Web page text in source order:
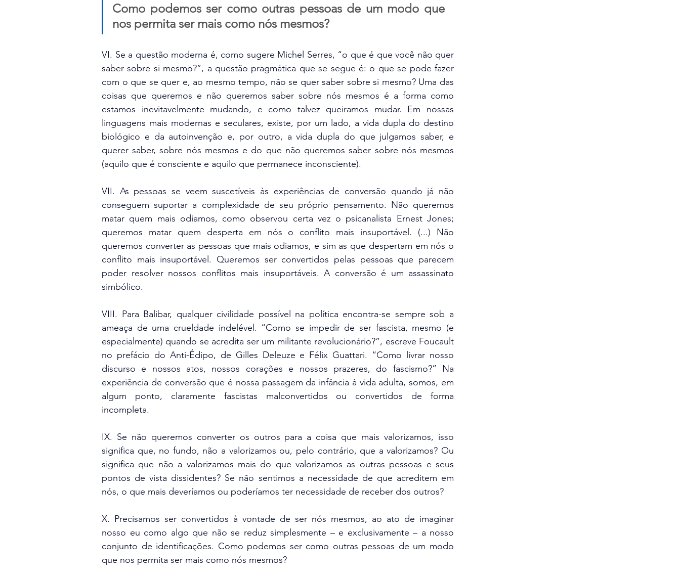
Como podemos ser como outras pessoas de um modo que
nos permita ser mais como nós mesmos?
VI. Se a questão moderna é, como sugere Michel Serres, “o que é que você não quer
saber sobre si mesmo?”, a questão pragmática que se segue é: o que se pode fazer
com o que se quer e, ao mesmo tempo, não se quer saber sobre si mesmo? Uma das
coisas que queremos e não queremos saber sobre nós mesmos é a forma como
estamos inevitavelmente mudando, e como talvez queiramos mudar. Em nossas
linguagens mais modernas e seculares, existe, por um lado, a vida dupla do destino
biológico e da autoinvenção e, por outro, a vida dupla do que julgamos saber, e
querer saber, sobre nós mesmos e do que não queremos saber sobre nós mesmos
(aquilo que é consciente e aquilo que permanece inconsciente).
VII. As pessoas se veem suscetíveis às experiências de conversão quando já não
conseguem suportar a complexidade de seu próprio pensamento. Não queremos
matar quem mais odiamos, como observou certa vez o psicanalista Ernest Jones;
queremos matar quem desperta em nós o conflito mais insuportável. (...) Não
queremos converter as pessoas que mais odiamos, e sim as que despertam em nós o
conflito mais insuportável. Queremos ser convertidos pelas pessoas que parecem
poder resolver nossos conflitos mais insuportáveis. A conversão é um assassinato
simbólico.
VIII. Para Balibar, qualquer civilidade possível na política encontra-se sempre sob a
ameaça de uma crueldade indelével. “Como se impedir de ser fascista, mesmo (e
especialmente) quando se acredita ser um militante revolucionário?”, escreve Foucault
no prefácio do Anti-Édipo, de Gilles Deleuze e Félix Guattari. “Como livrar nosso
discurso e nossos atos, nossos corações e nossos prazeres, do fascismo?” Na
experiência de conversão que é nossa passagem da infância à vida adulta, somos, em
algum ponto, claramente fascistas malconvertidos ou convertidos de forma
incompleta.
IX. Se não queremos converter os outros para a coisa que mais valorizamos, isso
significa que, no fundo, não a valorizamos ou, pelo contrário, que a valorizamos? Ou
significa que não a valorizamos mais do que valorizamos as outras pessoas e seus
pontos de vista dissidentes? Se não sentimos a necessidade de que acreditem em
nós, o que mais deveríamos ou poderíamos ter necessidade de receber dos outros?
X. Precisamos ser convertidos à vontade de ser nós mesmos, ao ato de imaginar
nosso eu como algo que não se reduz simplesmente – e exclusivamente – a nosso
conjunto de identificações. Como podemos ser como outras pessoas de um modo
que nos permita ser mais como nós mesmos?